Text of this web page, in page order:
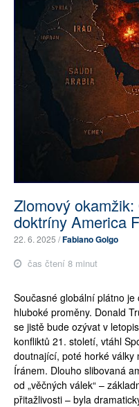
Zlomový
doktríny America
22. 6. 2025 /Fabiano Golgo
čas čtení 8 minut
Současné globální plátno je
hluboké proměny. Donald
se jistě bude ozývat v
konfliktů 21. století, vtáhl
doutnající, poté horké války
Íránem. Dlouho slibovaná
od „věčných válek“ –
přitažlivosti – byla